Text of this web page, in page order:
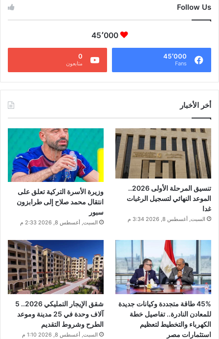
Follow Us
45٬000
45٬000
Fans
0
متابعون
أخر الأخبار
تنسيق المرحلة الأولى 2026..
الموعد النهائي لتسجيل الرغبات
غدا
السبت, أغسطس 8, 2026 3:34 م
وزيرة الأسرة التركية تعلق على
انتقال محمد صلاح إلى طرابزون
سبور
السبت, أغسطس 8, 2026 2:33 م
45% طاقة متجددة وكيانات جديدة
للمعادن النادرة.. تفاصيل خطة
الكهرباء والتخطيط لتعظيم
استثمارات مصر
شقق الإيجار التمليكي 2026.. 5
آلاف وحدة في 25 مدينة وموعد
الطرح وشروط التقديم
السبت, أغسطس 8, 2026 1:10 م